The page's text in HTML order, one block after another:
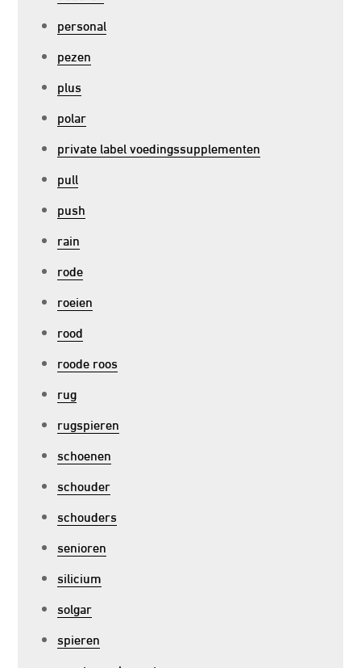
personal
pezen
plus
polar
private label voedingssupplementen
pull
push
rain
rode
roeien
rood
roode roos
rug
rugspieren
schoenen
schouder
schouders
senioren
silicium
solgar
spieren